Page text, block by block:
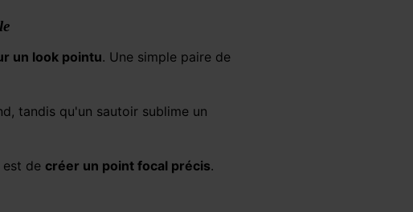
un look pointu. Une simple paire de
est de créer un point focal précis.